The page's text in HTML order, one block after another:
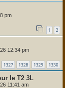
pm
1 2
12:34 pm
1327 1328 1329 1330
le T2 3L
11:41 am